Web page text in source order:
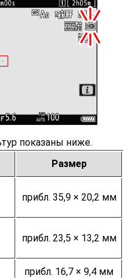
показаны ниже.
Размер
прибл. 35,9 × 20,2 мм
прибл. 23,5 × 13,2 мм
прибл. 16,7 × 9,4 мм